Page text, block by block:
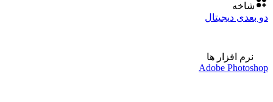
شاخه
دو بعدی دیجیتال
نرم افزار ها
Adobe Photoshop